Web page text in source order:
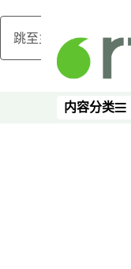
跳至主内容
内容分类
内容分类